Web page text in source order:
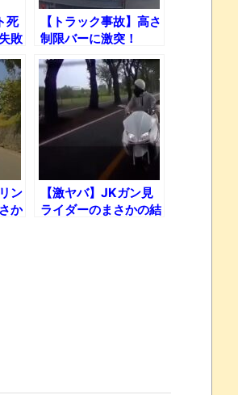
死
敗
【トラック事故】高さ
制限バーに激突！
ン
か
【激ヤバ】JKガン見
ライダーのまさかの結